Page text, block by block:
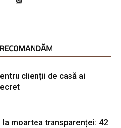
RECOMANDĂM
clienții de casă ai
la moartea transparenței: 42